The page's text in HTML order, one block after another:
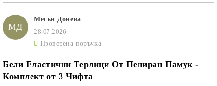
МД
Мегън Донева
28.07.2026
Проверена поръчка
Бели Еластични Терлици От Пениран Памук -
Комплект от 3 Чифта